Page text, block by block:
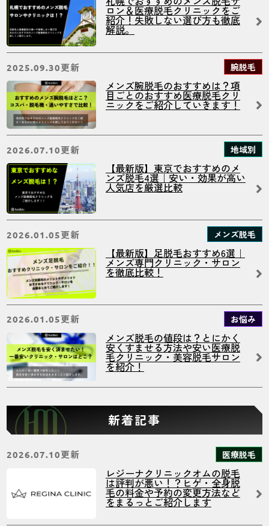
ロン＆医療脱毛クリニックをご
紹介！失敗しない選び方も徹底
解説。
2025.09.30更新 腕脱毛
メンズ腕脱毛のおすすめは？項
目ごとのおすすめ医療脱毛クリ
ニックをご紹介していきます！
2026.07.10更新 地域別
【最新版】東京でおすすめのメ
ンズ脱毛4選｜安い・効果が高い
人気店を厳選比較
2026.01.05更新 メンズ脱毛
【最新版】足脱毛おすすめ6選｜
メンズ専門クリニック・サロン
を徹底比較！
2026.01.05更新 お悩み
メンズ脱毛の値段は？とにかく
安くすませる方法や安い医療脱
毛クリニック・美容脱毛サロン
を紹介！
新着記事
2026.07.10更新 医療脱毛
レジーナクリニックオムの脱毛
は評判が悪い！？ヒゲ・全身脱
毛の料金や予約の変更方法など
をまるっとご紹介します